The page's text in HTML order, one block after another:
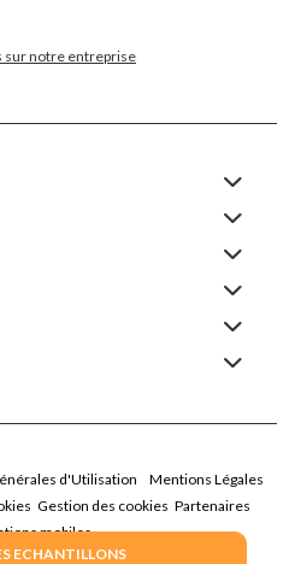
ECHANTILLONS
sur notre entreprise
d'Utilisation
Mentions Légales
Gestion des cookies Partenaires
mobiles